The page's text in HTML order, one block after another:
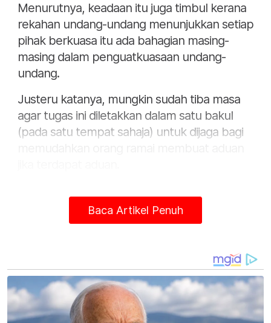
Menurutnya, keadaan itu juga timbul kerana
rekahan undang-undang menunjukkan setiap
pihak berkuasa itu ada bahagian masing-
masing dalam penguatkuasaan undang-
undang.
Justeru katanya, mungkin sudah tiba masa
agar tugas ini diletakkan dalam satu bakul
(pada satu tempat sahaja) untuk dijaga bagi
polis sebab kebanyakan kuasa atau akta
dalam negara berkaitan ini banyak
"Sebenarnya, TNB (Tenaga Nasional Berhad)
juga ada urusan dalam hal ini iaitu kuasa
untuk memotong bekalan elektrik di premis,
begitu juga PBT (pihak berkuasa tempatan)
Baca Artikel Penuh